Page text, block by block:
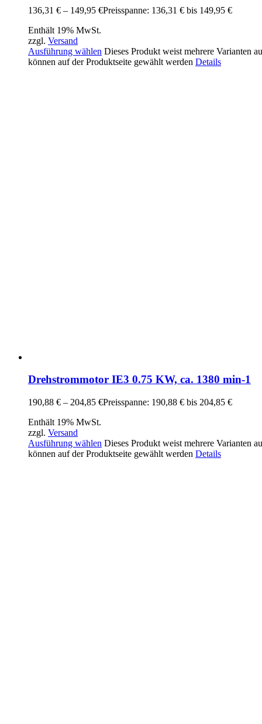
136,31 € – 149,95 €Preisspanne: 136,31 € bis 149,95 €
Enthält 19% MwSt.
zzgl. Versand
Ausführung wählen Dieses Produkt weist mehrere Varianten
können auf der Produktseite gewählt werden Details
Drehstrommotor IE3 0.75 KW, ca. 1380 min-1
190,88 € – 204,85 €Preisspanne: 190,88 € bis 204,85 €
Enthält 19% MwSt.
zzgl. Versand
Ausführung wählen Dieses Produkt weist mehrere Varianten
können auf der Produktseite gewählt werden Details